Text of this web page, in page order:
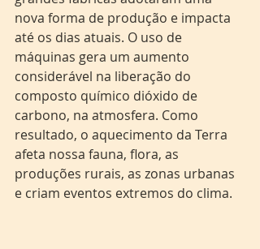
nova forma de produção e impacta
até os dias atuais. O uso de
máquinas gera um aumento
considerável na liberação do
composto químico dióxido de
carbono, na atmosfera. Como
resultado, o aquecimento da Terra
afeta nossa fauna, flora, as
produções rurais, as zonas urbanas
e criam eventos extremos do clima.